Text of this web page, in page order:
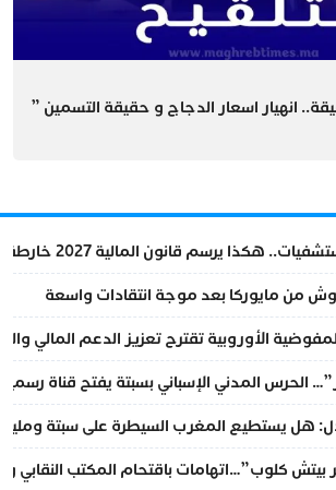
انهيار اسعار الدجاج و حقيقة التسمين ”
يرسم قانون المالية 2027 خارطة المغرب المقبل
من مايوركا بعد موجة انتقادات واسعة
الأوروبية تقترح تعزيز الدعم المالي
الحرس المدني الإسباني بسبتة يفتح قناة
هل يستطيع المغرب السيطرة على سبتة
بيتش كلوب”…اتهامات باقتحام المكتب النقابي